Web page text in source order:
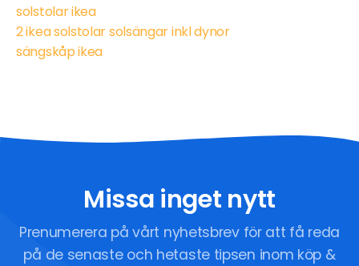
solstolar ikea
2 ikea solstolar solsängar inkl dynor
sängskåp ikea
Missa inget nytt
Prenumerera på vårt nyhetsbrev för att få reda
på de senaste och hetaste tipsen inom köp &